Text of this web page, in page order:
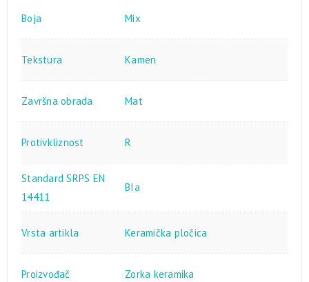
Boja Mix
Tekstura Kamen
Završna obrada Mat
Protivkliznost R
Standard SRPS EN
14411
BIa
Vrsta artikla Keramička pločica
Proizvođač Zorka keramika